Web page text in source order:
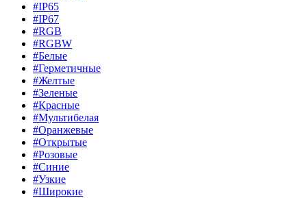
#IP65
#IP67
#RGB
#RGBW
#Белые
#Герметичные
#Желтые
#Зеленые
#Красные
#Мультибелая
#Оранжевые
#Открытые
#Розовые
#Синие
#Узкие
#Широкие